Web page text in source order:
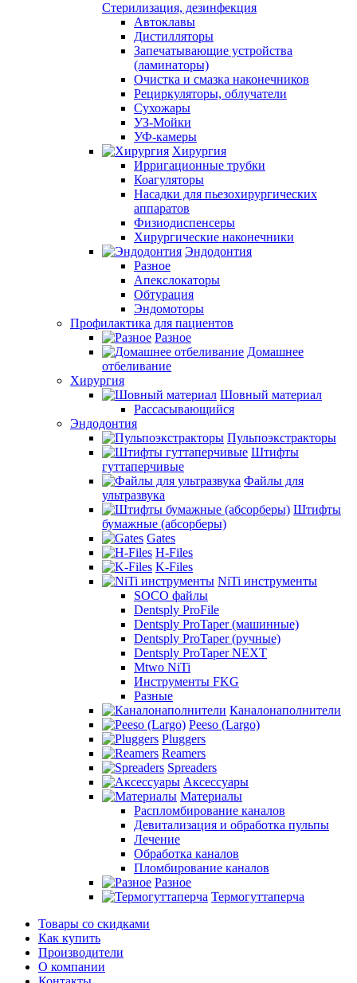
Стерилизация, дезинфекция
Автоклавы
Дистилляторы
Запечатывающие устройства
(ламинаторы)
Очистка и смазка наконечников
Рециркуляторы, облучатели
Сухожары
УЗ-Мойки
УФ-камеры
Хирургия
Ирригационные трубки
Коагуляторы
Насадки для пьезохирургических
аппаратов
Физиодиспенсеры
Хирургические наконечники
Эндодонтия
Разное
Апекслокаторы
Обтурация
Эндомоторы
Профилактика для пациентов
Разное
Домашнее
отбеливание
Хирургия
Шовный материал
Рассасывающийся
Эндодонтия
Пульпоэкстракторы
Штифты
гуттаперчивые
Файлы для
ультразвука
Штифты
бумажные (абсорберы)
Gates
H-Files
K-Files
NiTi инструменты
SOCO файлы
Dentsply ProFile
Dentsply ProTaper (машинные)
Dentsply ProTaper (ручные)
Dentsply ProTaper NEXT
Mtwo NiTi
Инструменты FKG
Разные
Каналонаполнители
Peeso (Largo)
Pluggers
Reamers
Spreaders
Аксессуары
Материалы
Распломбирование каналов
Девитализация и обработка пульпы
Лечение
Обработка каналов
Пломбирование каналов
Разное
Термогуттаперча
Товары со скидками
Как купить
Производители
О компании